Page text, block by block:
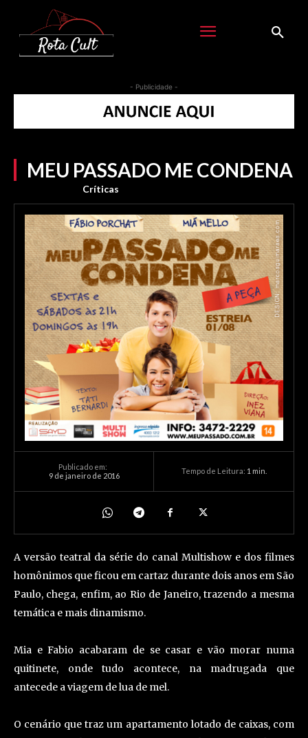
- Publicidade -
MEU PASSADO ME CONDENA
Críticas
Publicado em:
9 de janeiro de 2016
Tempo de Leitura: 1 min.
A versão teatral da série do canal Multishow e dos filmes
homônimos que ficou em cartaz durante dois anos em São
Paulo, chega, enfim, ao Rio de Janeiro, trazendo a mesma
temática e mais dinamismo.
Mia e Fabio acabaram de se casar e vão morar numa
quitinete, onde tudo acontece, na madrugada que
antecede a viagem de lua de mel.
O cenário que traz um apartamento lotado de caixas, com